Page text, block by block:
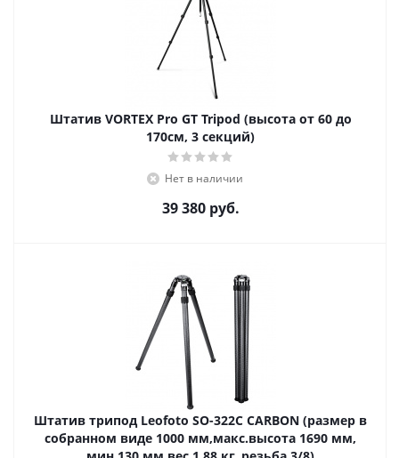
Штатив VORTEX Pro GT Tripod (высота от 60 до
170см, 3 секций)
Нет в наличии
39 380руб.
Штатив трипод Leofoto SO-322C CARBON (размер в
собранном виде 1000 мм,макс.высота 1690 мм,